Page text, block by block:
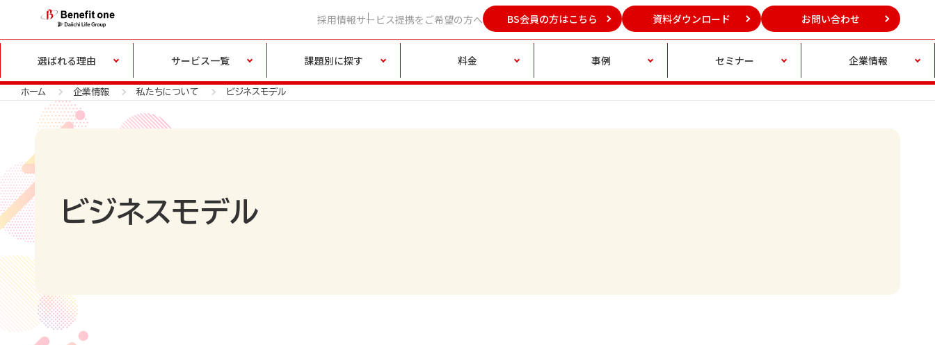
採用情報サービス提携をご希望の方へ BS会員の方はこちら 資料ダウンロード お問い合わせ
選ばれる理由 サービス一覧 課題別に探す 料金 事例 セミナー 企業情報
ホーム 企業情報 私たちについて ビジネスモデル
ビジネスモデル